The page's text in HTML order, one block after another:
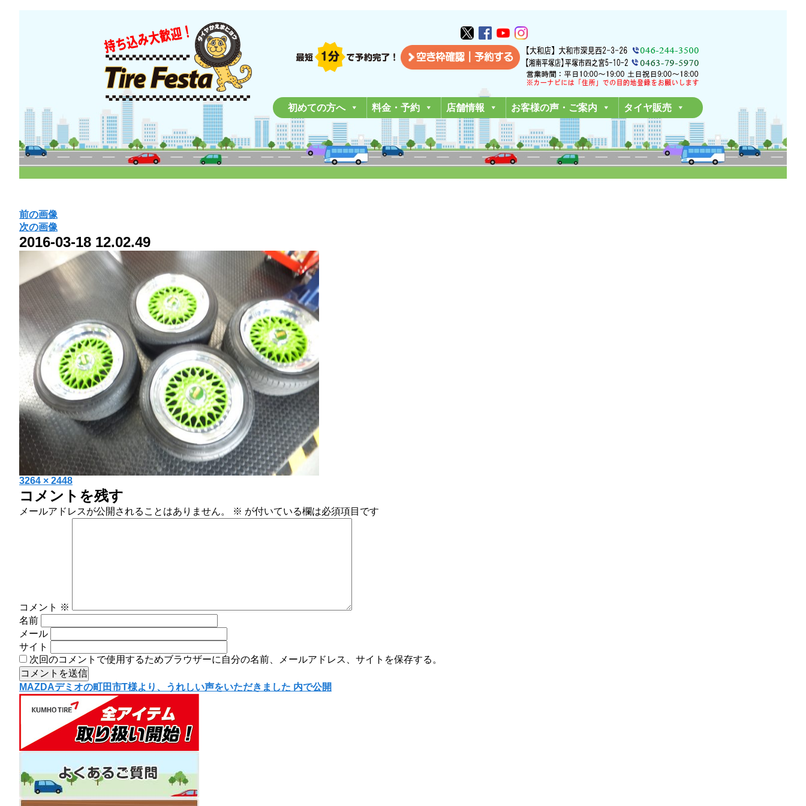
初めての方へ 料金・予約 店舗情報 お客様の声・ご案内 タイヤ販売
前の画像
次の画像
2016-03-18 12.02.49
投
稿
日:
フ
ル
サ
イ
3264 × 2448
コメントを残す
メールアドレスが公開されることはありません。 ※ が付いている欄は必須項目です
コメント ※
名前
メール
サイト
次回のコメントで使用するためブラウザーに自分の名前、メールアドレス、サイトを保存する。
投
稿
ビ
ー
MAZDAデミオの町田市T様より、うれしい声をいただきました 内で公開